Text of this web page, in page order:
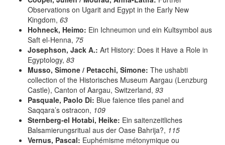
Observations on Ugarit and Egypt in the Early New
Kingdom, 63
Hohneck, Heimo: Ein Ichneumon und ein Kultsymbol aus
Saft el-Henna, 75
Josephson, Jack A.: Art History: Does it Have a Role in
Egyptology, 83
Musso, Simone / Petacchi, Simone: The ushabti
collection of the Historisches Museum Aargau (Lenzburg
Castle), Canton of Aargau, Switzerland, 93
Pasquale, Paolo Di: Blue faience tiles panel and
Saqqara’s ostracon, 109
Sternberg-el Hotabi, Heike: Ein saitenzeitliches
Balsamierungsritual aus der Oase Bahrija?, 115
Vernus, Pascal: Euphémisme métonymique ou